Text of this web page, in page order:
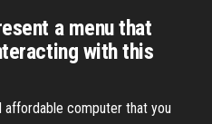
a menu that
with this
affordable computer that you